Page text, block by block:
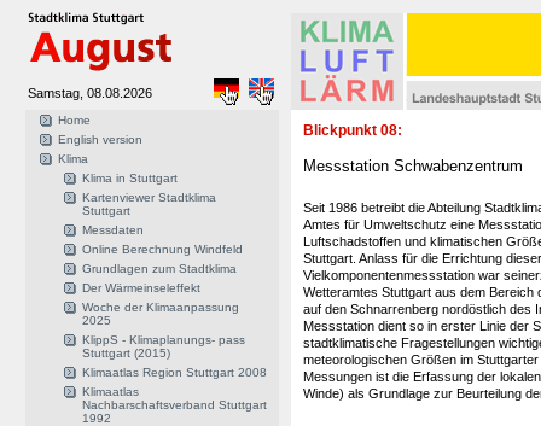
Samstag, 08.08.2026
Home
English version
Klima
Klima in Stuttgart
Kartenviewer Stadtklima
Stuttgart
Messdaten
Online Berechnung Windfeld
Grundlagen zum Stadtklima
Der Wärmeinseleffekt
Woche der Klimaanpassung
2025
KlippS - Klimaplanungs- pass
Stuttgart (2015)
Klimaatlas Region Stuttgart 2008
Klimaatlas
Nachbarschaftsverband Stuttgart
1992
Blickpunkt 08:
Messstation Schwabenzentrum
Seit 1986 betreibt die Abteilung
Amtes für Umweltschutz eine
Luftschadstoffen und klimatischen
Stuttgart. Anlass für die Errichtung dieser
Vielkomponentenmessstation war
Wetteramtes Stuttgart aus dem Bereich
auf den Schnarrenberg nordöstlich des
Messstation dient so in erster Linie der
stadtklimatische Fragestellungen
meteorologischen Größen im
Messungen ist die Erfassung der
Winde) als Grundlage zur Beurteilung